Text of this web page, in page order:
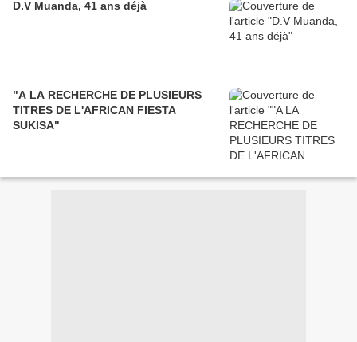
D.V Muanda, 41 ans déjà
"A LA RECHERCHE DE PLUSIEURS
TITRES DE L'AFRICAN FIESTA
SUKISA"